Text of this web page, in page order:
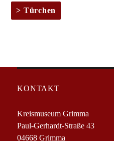
Türchen
KONTAKT
Kreismuseum Grimma
Paul-Gerhardt-Straße 43
04668 Grimma